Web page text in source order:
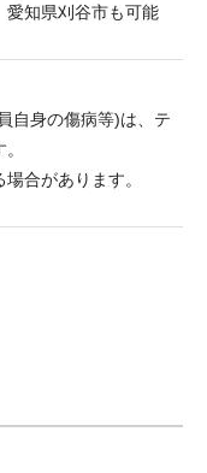
愛知県刈谷市も可能
自身の傷病等)は、テ
合があります。